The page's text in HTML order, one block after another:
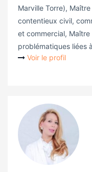
Marville Torre),
contentieux civil,
et commercial,
problématiques liées
Voir le profil